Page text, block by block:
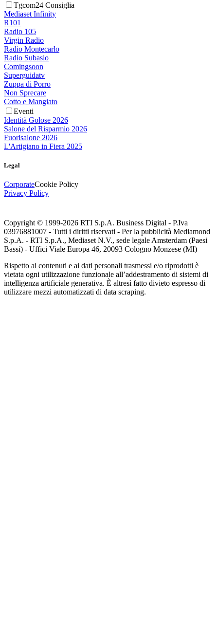
Tgcom24 Consiglia
Mediaset Infinity
R101
Radio 105
Virgin Radio
Radio Montecarlo
Radio Subasio
Comingsoon
Superguidatv
Zuppa di Porro
Non Sprecare
Cotto e Mangiato
Eventi
Identità Golose 2026
Salone del Risparmio 2026
Fuorisalone 2026
L'Artigiano in Fiera 2025
Legal
CorporateCookie Policy
Privacy Policy
Copyright © 1999-2026 RTI S.p.A. Business Digital - P.Iva
03976881007 - Tutti i diritti riservati - Per la pubblicità Mediamond
S.p.A. - RTI S.p.A., Mediaset N.V., sede legale Amsterdam (Paesi
Bassi) - Uffici Viale Europa 46, 20093 Cologno Monzese (MI)
Rispetto ai contenuti e ai dati personali trasmessi e/o riprodotti è
vietata ogni utilizzazione funzionale all’addestramento di sistemi di
intelligenza artificiale generativa. È altresì fatto divieto espresso di
utilizzare mezzi automatizzati di data scraping.